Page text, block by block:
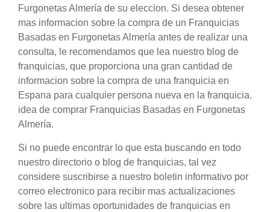
Furgonetas Almería de su eleccion. Si desea obtener
mas informacion sobre la compra de un Franquicias
Basadas en Furgonetas Almería antes de realizar una
consulta, le recomendamos que lea nuestro blog de
franquicias, que proporciona una gran cantidad de
informacion sobre la compra de una franquicia en
Espana para cualquier persona nueva en la franquicia.
idea de comprar Franquicias Basadas en Furgonetas
Almería.
Si no puede encontrar lo que esta buscando en todo
nuestro directorio o blog de franquicias, tal vez
considere suscribirse a nuestro boletin informativo por
correo electronico para recibir mas actualizaciones
sobre las ultimas oportunidades de franquicias en